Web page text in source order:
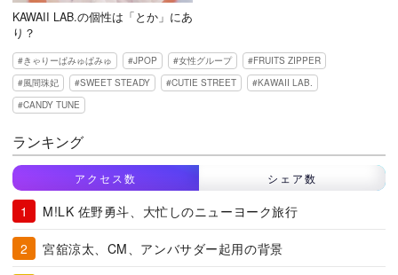
KAWAII LAB.の個性は「とか」にあ
り？
きゃりーぱみゅぱみゅ JPOP 女性グループ
FRUITS ZIPPER
風間珠妃
SWEET STEADY CUTIE STREET
KAWAII LAB.
CANDY TUNE
ランキング
アクセス数 シェア数
M!LK 佐野勇斗、大忙しのニューヨーク旅行
宮舘涼太、CM、アンバサダー起用の背景